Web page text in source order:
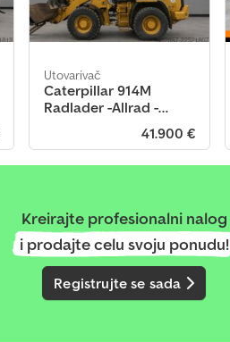
Utovarivač
Caterpillar 914M
Radlader -Allrad -
Schaufel+Gabel41.900 €
Kreirajte profesionalni nalog
i prodajte celu svoju ponudu!
Registrujte se sada